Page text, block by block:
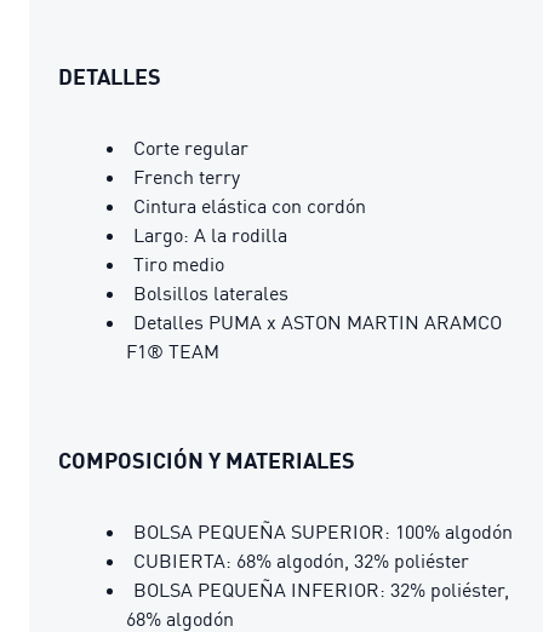
DETALLES
Corte regular
French terry
Cintura elástica con cordón
Largo: A la rodilla
Tiro medio
Bolsillos laterales
Detalles PUMA x ASTON MARTIN ARAMCO
F1® TEAM
COMPOSICIÓN Y MATERIALES
BOLSA PEQUEÑA SUPERIOR: 100% algodón
CUBIERTA: 68% algodón, 32% poliéster
BOLSA PEQUEÑA INFERIOR: 32% poliéster,
68% algodón